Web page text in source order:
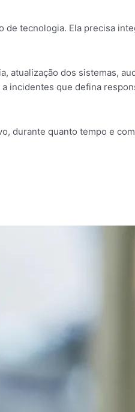
tecnologia. Ela precisa
atualização dos sistemas,
incidentes que defina
durante quanto tempo e